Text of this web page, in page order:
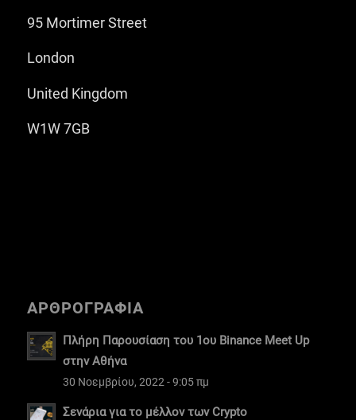
95 Mortimer Street
London
United Kingdom
W1W 7GB
ΑΡΘΡΟΓΡΑΦΙΑ
Πλήρη Παρουσίαση του 1ου Binance Meet Up
στην Αθήνα
30 Νοεμβρίου, 2022 - 9:05 πμ
Σενάρια για το μέλλον των Crypto